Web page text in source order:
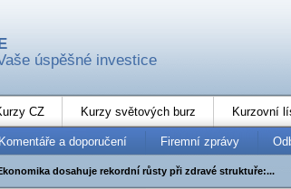
úspěšné investice
CZ Kurzy světových burz Kurzovní
Komentáře a doporučení Firemní zprávy
dosahuje rekordní růsty při zdravé struktuře:...